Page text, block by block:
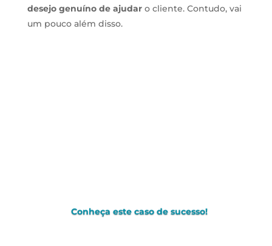
desejo genuíno de ajudaro cliente. Contudo, vai
um pouco além disso.
Conheça este caso de sucesso!